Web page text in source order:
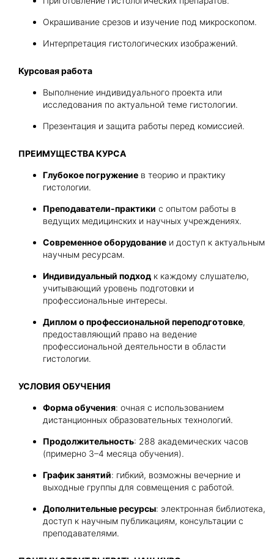
Окрашивание срезов и изучение под микроскопом.
Интерпретация гистологических изображений.
Курсовая работа
Выполнение индивидуального проекта или
исследования по актуальной теме гистологии.
Презентация и защита работы перед комиссией.
ПРЕИМУЩЕСТВА КУРСА
Глубокое погружение в теорию и практику
гистологии.
Преподаватели-практики с опытом работы в
ведущих медицинских и научных учреждениях.
Современное оборудование и доступ к актуальным
научным ресурсам.
Индивидуальный подход к каждому слушателю,
учитывающий уровень подготовки и
профессиональные интересы.
Диплом о профессиональной переподготовке,
предоставляющий право на ведение
профессиональной деятельности в области
гистологии.
УСЛОВИЯ ОБУЧЕНИЯ
Форма обучения: очная с использованием
дистанционных образовательных технологий.
Продолжительность: 288 академических часов
(примерно 3–4 месяца обучения).
График занятий: гибкий, возможны вечерние и
выходные группы для совмещения с работой.
Дополнительные ресурсы: электронная библиотека,
доступ к научным публикациям, консультации с
преподавателями.